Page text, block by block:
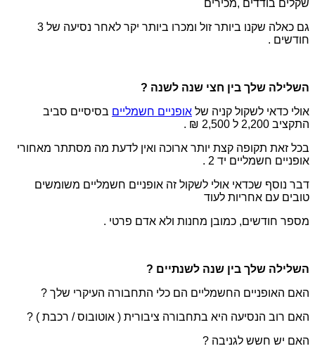
שקלים בודדים ,מכירים
גם כאלה שקנו ביותר זול ומכרו ביותר יקר לאחר נסיעה של 3
חודשים .
השלילה שלך בין חצי שנה לשנה ?
אולי כדאי לשקול קניה של אופניים חשמליים בסיסיים סביב
התקציב 2,200 ל 2,500 ₪ .
בכל זאת תקופה קצת יותר ארוכה ואין לדעת מה מסתתר מאחורי
אופניים חשמליים יד 2 .
דבר נוסף שכדאי אולי לשקול זה אופניים חשמליים משומשים
טובים עם אחריות לעוד
מספר חודשים, כמובן מחנות ולא אדם פרטי .
השלילה שלך בין שנה לשנתיים ?
האם האופניים החשמליים הם כלי התחבורה העיקרי שלך ?
האם רוב הנסיעה היא בתחבורה ציבורית ( אוטובוס / רכבת ) ?
האם יש חשש לגניבה ?